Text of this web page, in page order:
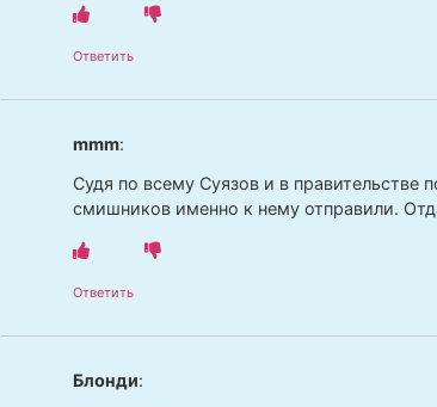
Ответить
mmm:
Судя по всему Суязов и в правительстве
смишников именно к нему отправили.
Ответить
Блонди: